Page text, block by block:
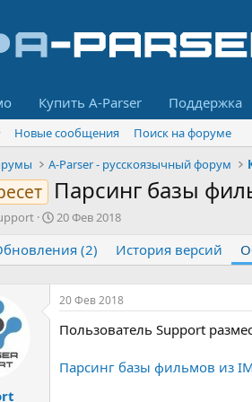
Купить A-Parser Поддержка
Новые сообщения
Поиск на форуме
A-Parser - русскоязычный форум
Парсинг базы
Д
т
а
н
а
ч
а
а
20 Фев 2018
(2) История версий
20 Фев 2018
Пользователь Support
Парсинг базы фильмов из